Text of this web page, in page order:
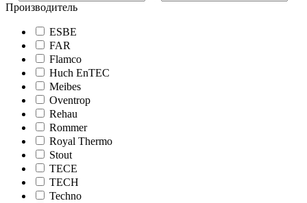
Производитель
ESBE
FAR
Flamco
Huch EnTEC
Meibes
Oventrop
Rehau
Rommer
Royal Thermo
Stout
TECE
TECH
Techno